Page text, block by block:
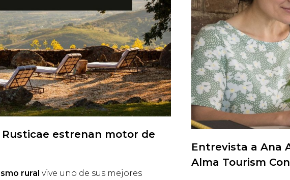
estrenan motor de
rural vive uno de sus mejores
Entrevista a Ana
Alma Tourism